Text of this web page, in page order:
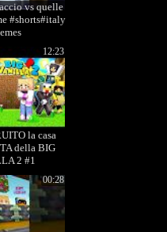
vs quelle
#shorts#italy
la casa
della BIG
2 #1
12:23
00:28